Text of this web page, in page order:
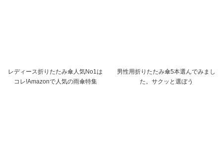
レディース折りたたみ傘人気No1は
コレ!Amazonで人気の雨傘特集
男性用折りたたみ傘5本選んでみまし
た。サクッと選ぼう